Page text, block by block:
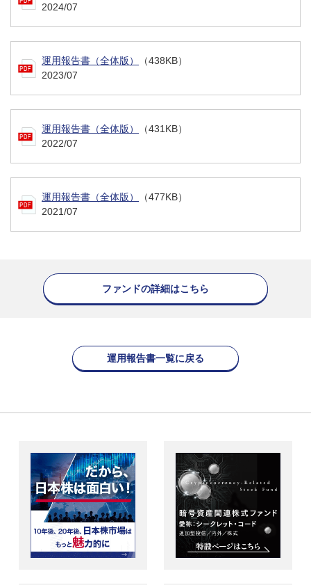
2024/07
運用報告書（全体版）
（438KB）
2023/07
運用報告書（全体版）
（431KB）
2022/07
運用報告書（全体版）
（477KB）
2021/07
ファンドの詳細はこちら
運用報告書一覧に戻る